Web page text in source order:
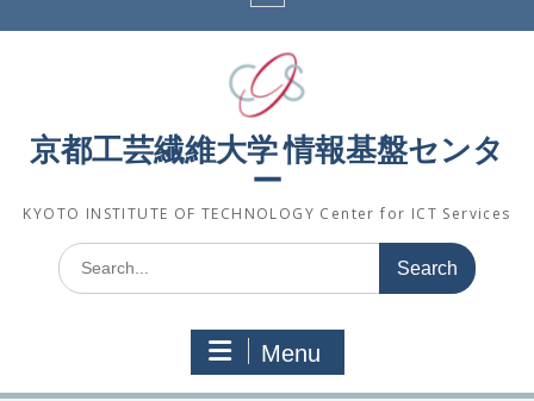
京都工芸繊維大学 情報基盤センタ
ー
KYOTO INSTITUTE OF TECHNOLOGY Center for ICT Services
Search
for:
Menu